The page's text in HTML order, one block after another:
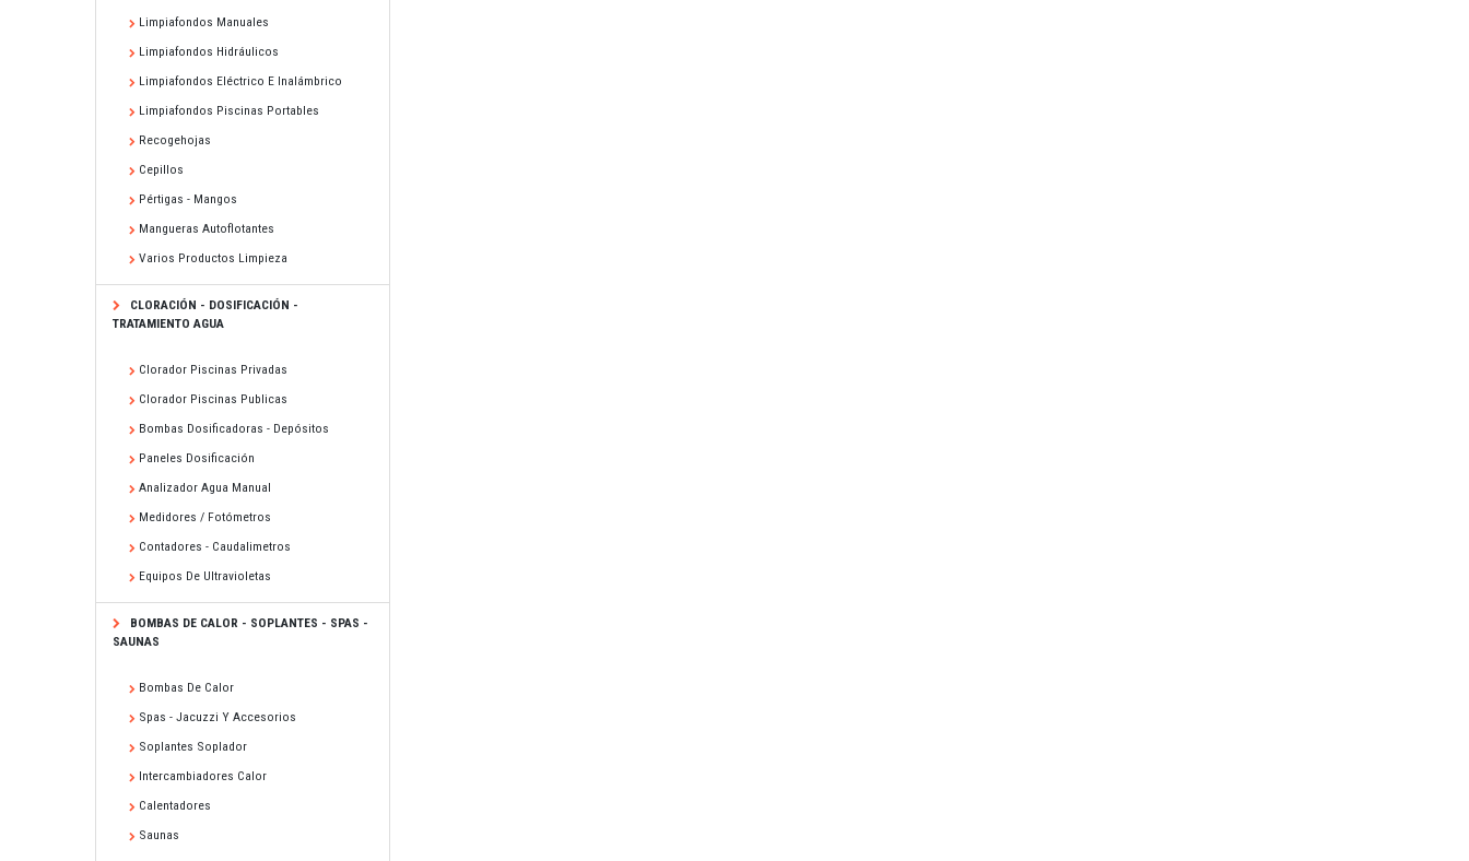
Limpiafondos Manuales
Limpiafondos Hidráulicos
Limpiafondos Eléctrico E Inalámbrico
Limpiafondos Piscinas Portables
Recogehojas
Cepillos
Pértigas - Mangos
Mangueras Autoflotantes
Varios Productos Limpieza
CLORACIÓN - DOSIFICACIÓN -
TRATAMIENTO AGUA
Clorador Piscinas Privadas
Clorador Piscinas Publicas
Bombas Dosificadoras - Depósitos
Paneles Dosificación
Analizador Agua Manual
Medidores / Fotómetros
Contadores - Caudalimetros
Equipos De Ultravioletas
BOMBAS DE CALOR - SOPLANTES - SPAS -
SAUNAS
Bombas De Calor
Spas - Jacuzzi Y Accesorios
Soplantes Soplador
Intercambiadores Calor
Calentadores
Saunas